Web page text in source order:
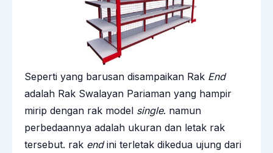
Seperti yang barusan disampaikan Rak End
adalah Rak Swalayan Pariaman yang hampir
mirip dengan rak model single. namun
perbedaannya adalah ukuran dan letak rak
tersebut. rak endini terletak dikedua ujung dari